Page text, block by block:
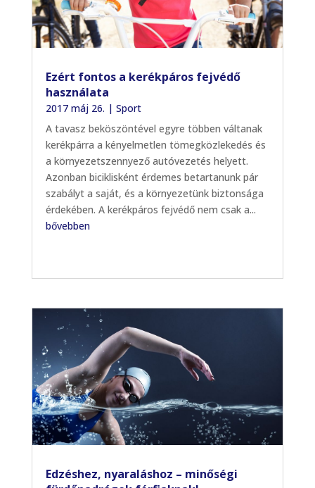
Ezért fontos a kerékpáros fejvédő
használata
2017 máj 26. | Sport
A tavasz beköszöntével egyre többen váltanak
kerékpárra a kényelmetlen tömegközlekedés és
a környezetszennyező autóvezetés helyett.
Azonban biciklisként érdemes betartanunk pár
szabályt a saját, és a környezetünk biztonsága
érdekében. A kerékpáros fejvédő nem csak a...
bővebben
Edzéshez, nyaraláshoz – minőségi